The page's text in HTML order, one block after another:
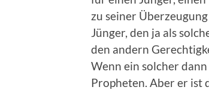
zu seiner
Jünger, den ja als
den andern
Wenn ein solcher
Propheten. Aber er ist